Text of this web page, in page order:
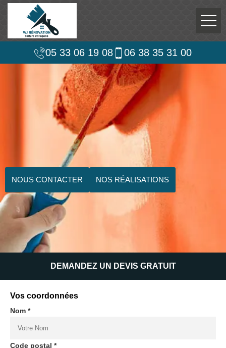
05 33 06 19 08 06 38 35 31 00
NOUS CONTACTER NOS RÉALISATIONS
DEMANDEZ UN DEVIS GRATUIT
Vos coordonnées
Nom *
Code postal *